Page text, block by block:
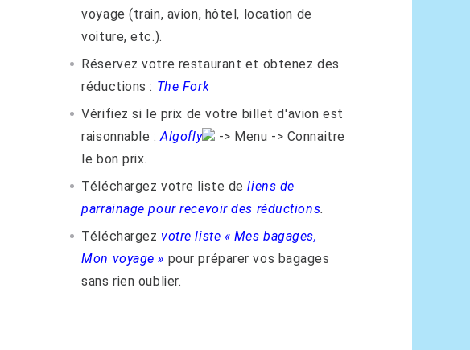
voyage (train, avion, hôtel, location de
voiture, etc.).
Réservez votre restaurant et obtenez des
réductions : The Fork
Vérifiez si le prix de votre billet d'avion est
raisonnable :Algofly
-> Menu -> Connaitre
le bon prix.
Téléchargez votre liste deliens de
parrainage pour recevoir des réductions.
Téléchargez votre liste « Mes bagages,
Mon voyage » pour préparer vos bagages
sans rien oublier.